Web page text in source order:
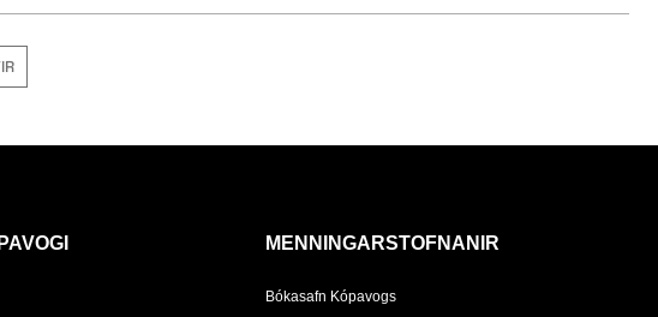
MENNINGARSTOFNANIR
Bókasafn Kópavogs